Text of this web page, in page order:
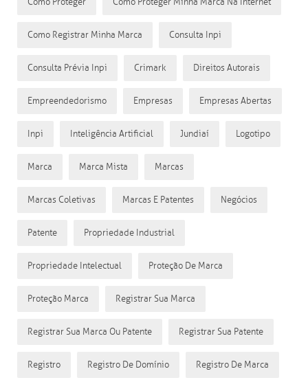
Como Proteger Como Proteger Minha Marca Na Internet
Como Registrar Minha Marca Consulta Inpi
Consulta Prévia Inpi Crimark Direitos Autorais
Empreendedorismo Empresas Empresas Abertas
Inpi Inteligência Artificial Jundiaí Logotipo
Marca Marca Mista Marcas
Marcas Coletivas Marcas E Patentes Negócios
Patente Propriedade Industrial
Propriedade Intelectual Proteção De Marca
Proteção Marca Registrar Sua Marca
Registrar Sua Marca Ou Patente Registrar Sua Patente
Registro Registro De Domínio Registro De Marca